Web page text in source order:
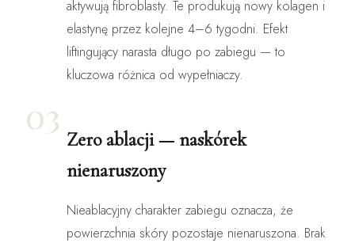
aktywują fibroblasty. Te produkują nowy kolagen i
elastynę przez kolejne 4–6 tygodni. Efekt
liftingujący narasta długo po zabiegu — to
kluczowa różnica od wypełniaczy.
03
Zero ablacji — naskórek
nienaruszony
Nieablacyjny charakter zabiegu oznacza, że
powierzchnia skóry pozostaje nienaruszona. Brak